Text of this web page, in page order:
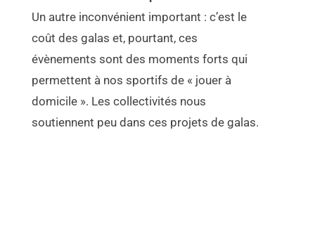
Un autre inconvénient important : c’est le
coût des galas et, pourtant, ces
évènements sont des moments forts qui
permettent à nos sportifs de « jouer à
domicile ». Les collectivités nous
soutiennent peu dans ces projets de galas.